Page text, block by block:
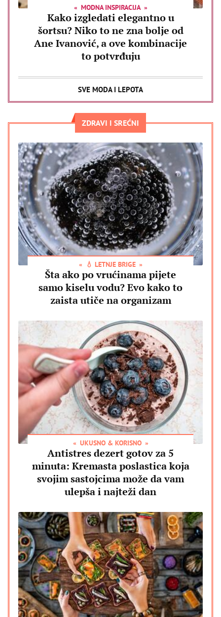
MODNA INSPIRACIJA
Kako izgledati elegantno u
šortsu? Niko to ne zna bolje od
Ane Ivanović, a ove kombinacije
to potvrđuju
SVE MODA I LEPOTA
ZDRAVI I SREĆNI
💧 LETNJE BRIGE
Šta ako po vrućinama pijete
samo kiselu vodu? Evo kako to
zaista utiče na organizam
UKUSNO & KORISNO
Antistres dezert gotov za 5
minuta: Kremasta poslastica koja
svojim sastojcima može da vam
ulepša i najteži dan